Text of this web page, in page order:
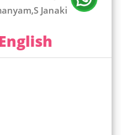
Janaki
English